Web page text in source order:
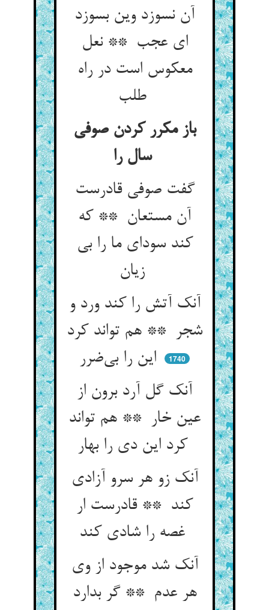
آن نسوزد وین بسوزد
ای عجب ** نعل
معکوس است در راه
طلب
باز مکرر کردن صوفی
سال را
گفت صوفی قادرست
آن مستعان ** که
کند سودای ما را بی
آنک آتش را کند ورد و
شجر ** هم تواند کرد
1740
آنک گل آرد برون از
عین خار ** هم تواند
کرد این دی را بهار
آنک زو هر سرو آزادی
کند ** قادرست ار
آنک شد موجود از وی
هر عدم ** گر بدارد